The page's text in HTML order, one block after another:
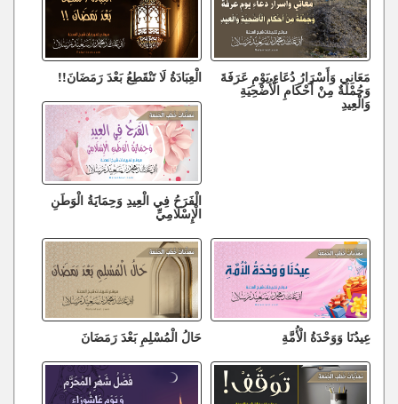
مَعَانِي وَأَسْرَارُ دُعَاءِ يَوْمِ عَرَفَةَ
وَجُمْلَةٌ مِنْ أَحْكَامِ الْأُضْحِيَةِ
وَالْعِيدِ
الْعِبَادَةُ لَا تَنْقَطِعُ بَعْدَ رَمَضَانَ!!
الْفَرَحُ فِي الْعِيدِ وَحِمَايَةُ الْوَطَنِ
الْإِسْلَامِيِّ
عِيدُنَا وَوَحْدَةُ الْأُمَّةِ حَالُ الْمُسْلِمِ بَعْدَ رَمَضَانَ